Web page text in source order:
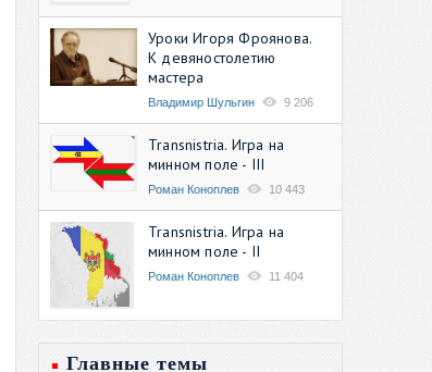
Уроки Игоря Фроянова.
К девяностолетию
мастера
Владимир Шульгин 9 206
Transnistria. Игра на
минном поле - III
Роман Коноплев 10 443
Transnistria. Игра на
минном поле - II
Роман Коноплев 11 404
Главные темы